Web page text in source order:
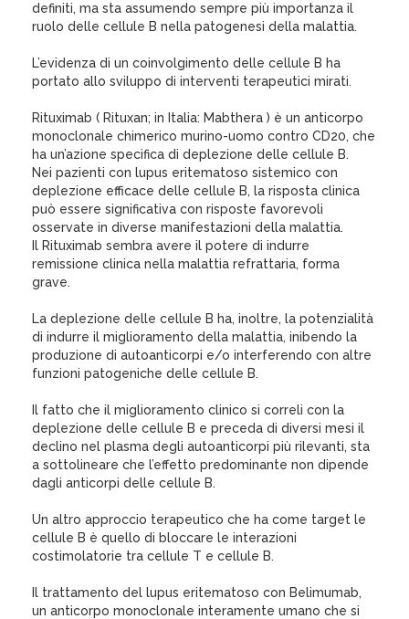
definiti, ma sta assumendo sempre più importanza il
ruolo delle cellule B nella patogenesi della malattia.
L’evidenza di un coinvolgimento delle cellule B ha
portato allo sviluppo di interventi terapeutici mirati.
Rituximab ( Rituxan; in Italia: Mabthera ) è un anticorpo
monoclonale chimerico murino-uomo contro CD20, che
ha un’azione specifica di deplezione delle cellule B.
Nei pazienti con lupus eritematoso sistemico con
deplezione efficace delle cellule B, la risposta clinica
può essere significativa con risposte favorevoli
osservate in diverse manifestazioni della malattia.
Il Rituximab sembra avere il potere di indurre
remissione clinica nella malattia refrattaria, forma
grave.
La deplezione delle cellule B ha, inoltre, la potenzialità
di indurre il miglioramento della malattia, inibendo la
produzione di autoanticorpi e/o interferendo con altre
funzioni patogeniche delle cellule B.
Il fatto che il miglioramento clinico si correli con la
deplezione delle cellule B e preceda di diversi mesi il
declino nel plasma degli autoanticorpi più rilevanti, sta
a sottolineare che l’effetto predominante non dipende
dagli anticorpi delle cellule B.
Un altro approccio terapeutico che ha come target le
cellule B è quello di bloccare le interazioni
costimolatorie tra cellule T e cellule B.
Il trattamento del lupus eritematoso con Belimumab,
un anticorpo monoclonale interamente umano che si